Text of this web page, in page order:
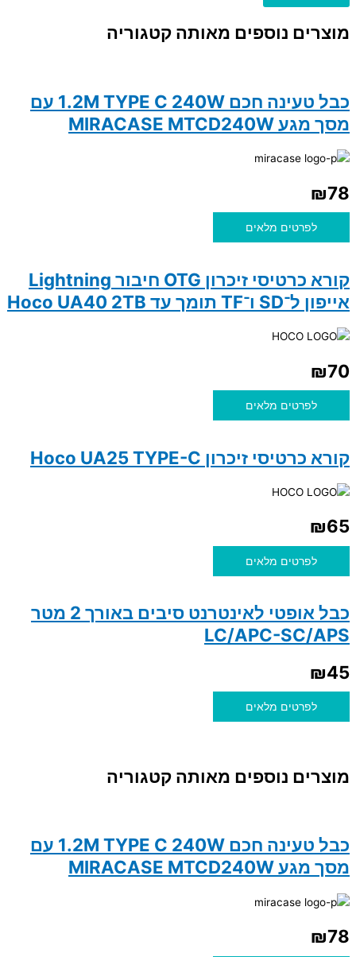
מוצרים נוספים מאותה קטגוריה
כבל טעינה חכם 1.2M TYPE C 240W עם
מסך מגע MIRACASE MTCD240W
₪78
לפרטים מלאים
קורא כרטיסי זיכרון OTG חיבור Lightning
אייפון ל־SD ו־TF תומך עד Hoco UA40 2TB
₪70
לפרטים מלאים
קורא כרטיסי זיכרון Hoco UA25 TYPE-C
₪65
לפרטים מלאים
כבל אופטי לאינטרנט סיבים באורך 2 מטר
LC/APC-SC/APS
₪45
לפרטים מלאים
מוצרים נוספים מאותה קטגוריה
כבל טעינה חכם 1.2M TYPE C 240W עם
מסך מגע MIRACASE MTCD240W
₪78